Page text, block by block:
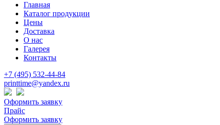
Главная
Каталог продукции
Цены
Доставка
О нас
Галерея
Контакты
+7 (495) 532-44-84
printtime@yandex.ru
Оформить заявку
Прайс
Оформить заявку